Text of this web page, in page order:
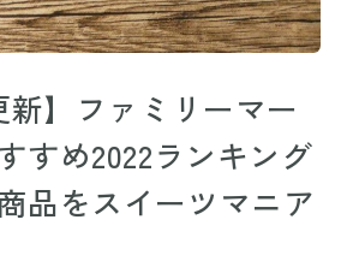
新】ファミリーマー
すめ2022ランキング
品をスイーツマニア